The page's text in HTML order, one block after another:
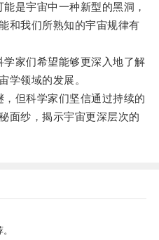
宇宙中一种新型的黑洞，
和我们所熟知的宇宙规律有
家们希望能够更深入地了解
学领域的发展。
但科学家们坚信通过持续的
面纱，揭示宇宙更深层次的